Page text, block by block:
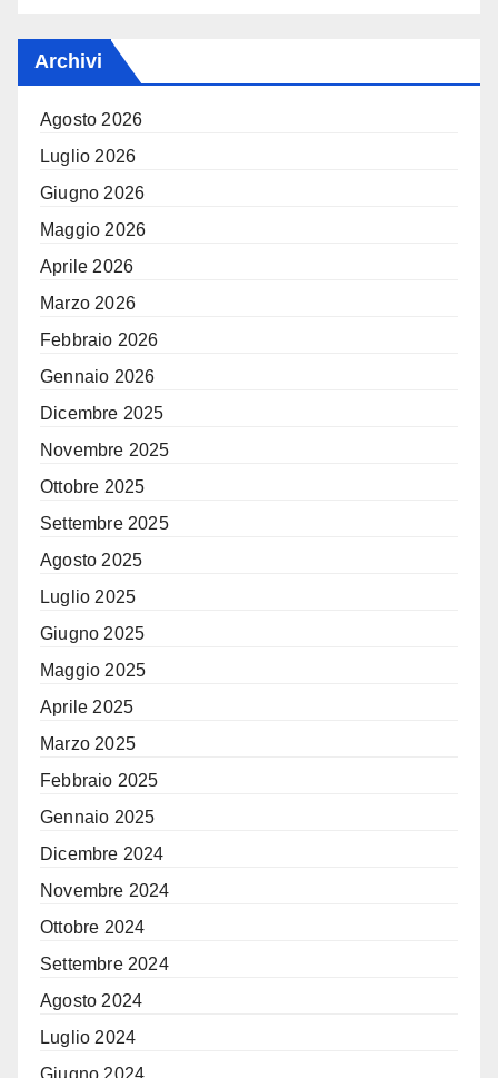
Archivi
Agosto 2026
Luglio 2026
Giugno 2026
Maggio 2026
Aprile 2026
Marzo 2026
Febbraio 2026
Gennaio 2026
Dicembre 2025
Novembre 2025
Ottobre 2025
Settembre 2025
Agosto 2025
Luglio 2025
Giugno 2025
Maggio 2025
Aprile 2025
Marzo 2025
Febbraio 2025
Gennaio 2025
Dicembre 2024
Novembre 2024
Ottobre 2024
Settembre 2024
Agosto 2024
Luglio 2024